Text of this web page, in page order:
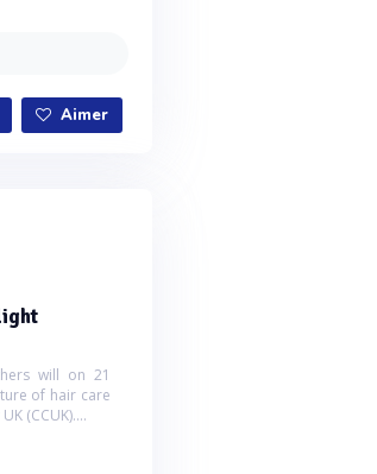
Aimer
will on 21
of hair care
(CCUK)....